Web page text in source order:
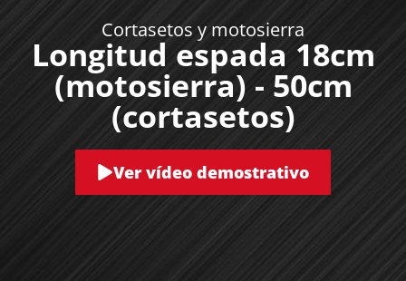
Cortasetos y motosierra
Longitud espada 18cm
(motosierra) - 50cm
(cortasetos)
Ver vídeo demostrativo